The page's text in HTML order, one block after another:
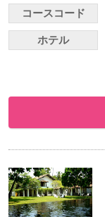
コースコード
ホテル